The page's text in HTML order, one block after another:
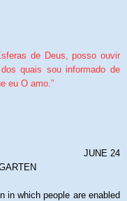
de Deus, posso ouvir
quais sou informado de
eu O amo.”
JUNE 24
in which people are enabled